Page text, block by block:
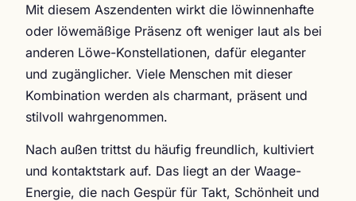
Mit diesem Aszendenten wirkt die löwinnenhafte
oder löwemäßige Präsenz oft weniger laut als bei
anderen Löwe-Konstellationen, dafür eleganter
und zugänglicher. Viele Menschen mit dieser
Kombination werden als charmant, präsent und
stilvoll wahrgenommen.
Nach außen trittst du häufig freundlich, kultiviert
und kontaktstark auf. Das liegt an der Waage-
Energie, die nach Gespür für Takt, Schönheit und